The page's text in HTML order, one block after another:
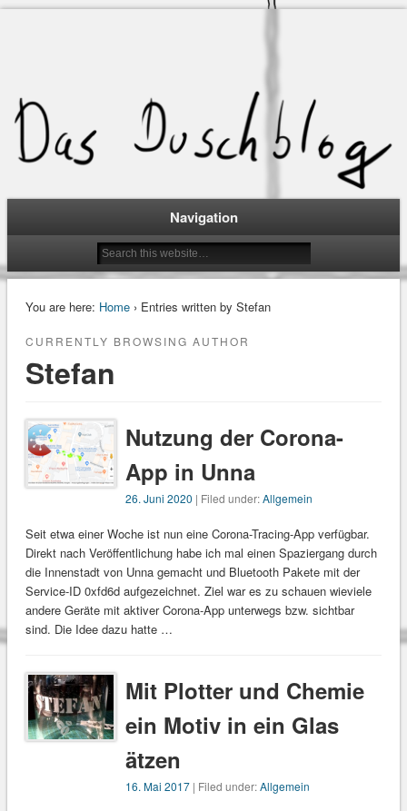
Navigation
You are here: Home› Entries written by Stefan
CURRENTLY BROWSING AUTHOR
Stefan
Nutzung der Corona-
App in Unna
26. Juni 2020 | Filed under:Allgemein
Seit etwa einer Woche ist nun eine Corona-Tracing-App verfügbar.
Direkt nach Veröffentlichung habe ich mal einen Spaziergang durch
die Innenstadt von Unna gemacht und Bluetooth Pakete mit der
Service-ID 0xfd6d aufgezeichnet. Ziel war es zu schauen wieviele
andere Geräte mit aktiver Corona-App unterwegs bzw. sichtbar
sind. Die Idee dazu hatte …
Mit Plotter und Chemie
ein Motiv in ein Glas
ätzen
16. Mai 2017 | Filed under:Allgemein